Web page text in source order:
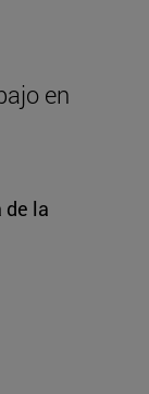
en
de la